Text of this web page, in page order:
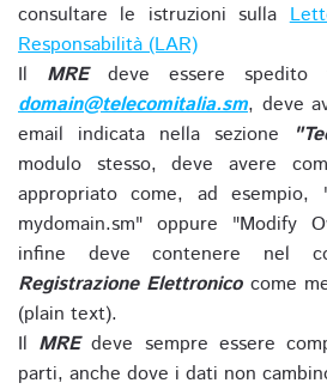
consultare le istruzioni sulla
Responsabilità (LAR)
Il MREdeve essere spedito
domain@telecomitalia.sm, deve
email indicata nella sezione
modulo stesso, deve avere
appropriato come, ad esempio,
mydomain.sm" oppure "Modify
infine deve contenere nel
Registrazione Elettronicocome
(plain text).
Il MREdeve sempre essere
parti, anche dove i dati non